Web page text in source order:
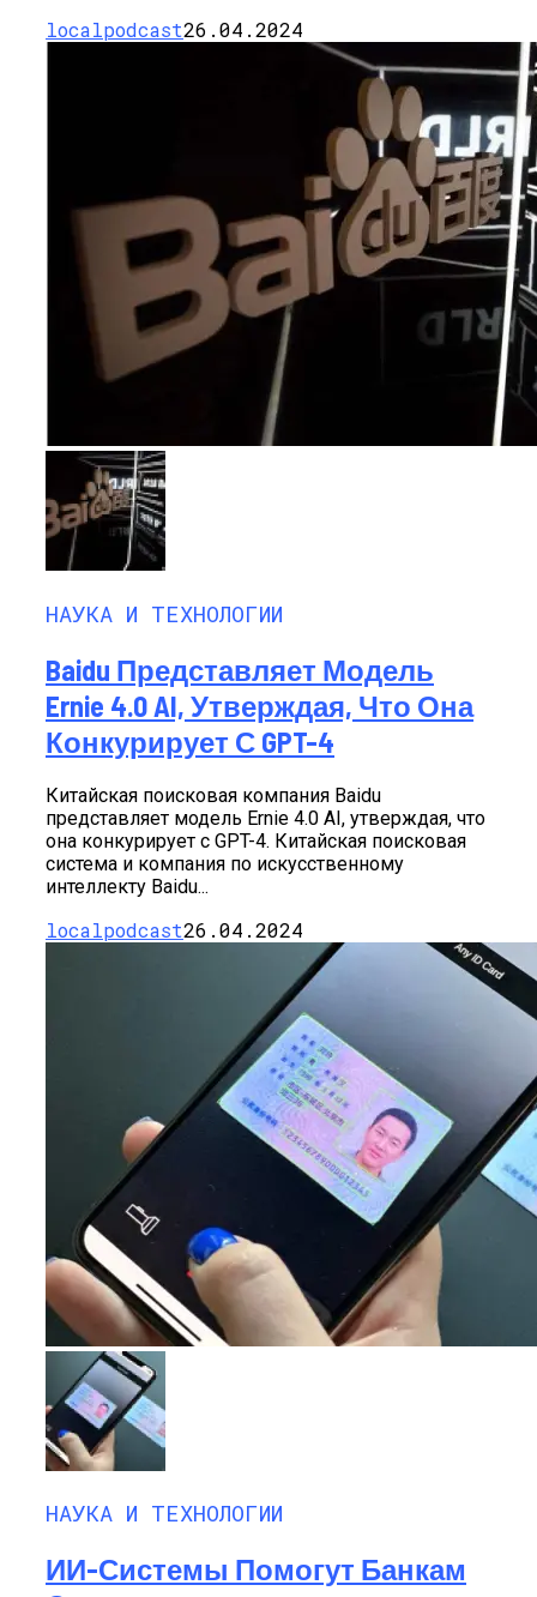
localpodcast26.04.2024
НАУКА И ТЕХНОЛОГИИ
Baidu Представляет Модель
Ernie 4.0 AI, Утверждая, Что Она
Конкурирует С GPT-4
Китайская поисковая компания Baidu
представляет модель Ernie 4.0 AI, утверждая, что
она конкурирует с GPT-4. Китайская поисковая
система и компания по искусственному
интеллекту Baidu...
localpodcast26.04.2024
НАУКА И ТЕХНОЛОГИИ
ИИ-Системы Помогут Банкам